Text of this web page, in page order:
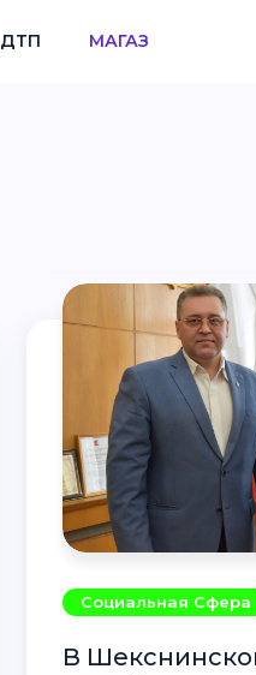
ДТП МАГАЗ
Социальная Сфера
В Шекснинском округе пять